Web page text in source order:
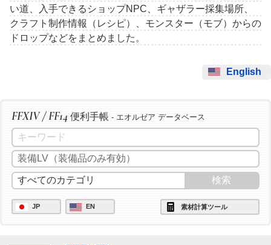
い道、入手できるショップNPC、ギャザラー採集場所、
クラフト制作情報（レシピ）、モンスター（モブ）からの
ドロップなどをまとめました。
English
FFXIV / FF14 便利手帳 - エオルゼア データベース
JP EN 素材計算ツール